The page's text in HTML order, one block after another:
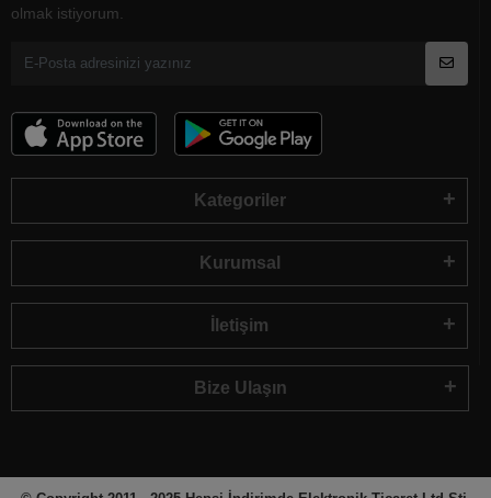
olmak istiyorum.
Kategoriler
Kurumsal
İletişim
Bize Ulaşın